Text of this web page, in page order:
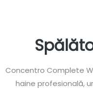
Concentro Complete
haine profesională,